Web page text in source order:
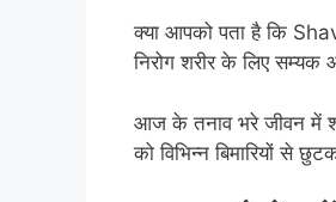
क्या आपको पता है कि
निरोग शरीर के लिए सम्यक
आज के तनाव भरे जीवन में
को विभिन्न बिमारियों से